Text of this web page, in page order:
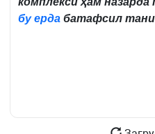
бу ерда батафсил